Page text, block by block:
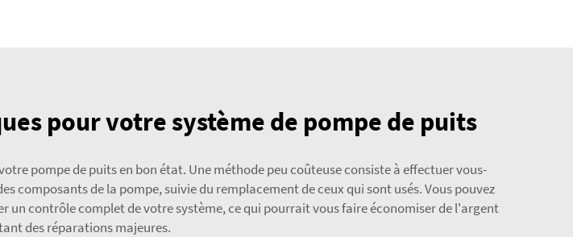
pour votre système de pompe de puits
pompe de puits en bon état. Une méthode peu coûteuse consiste à effectuer vous-
composants de la pompe, suivie du remplacement de ceux qui sont usés. Vous pouvez
un contrôle complet de votre système, ce qui pourrait vous faire économiser de l'argent
des réparations majeures.